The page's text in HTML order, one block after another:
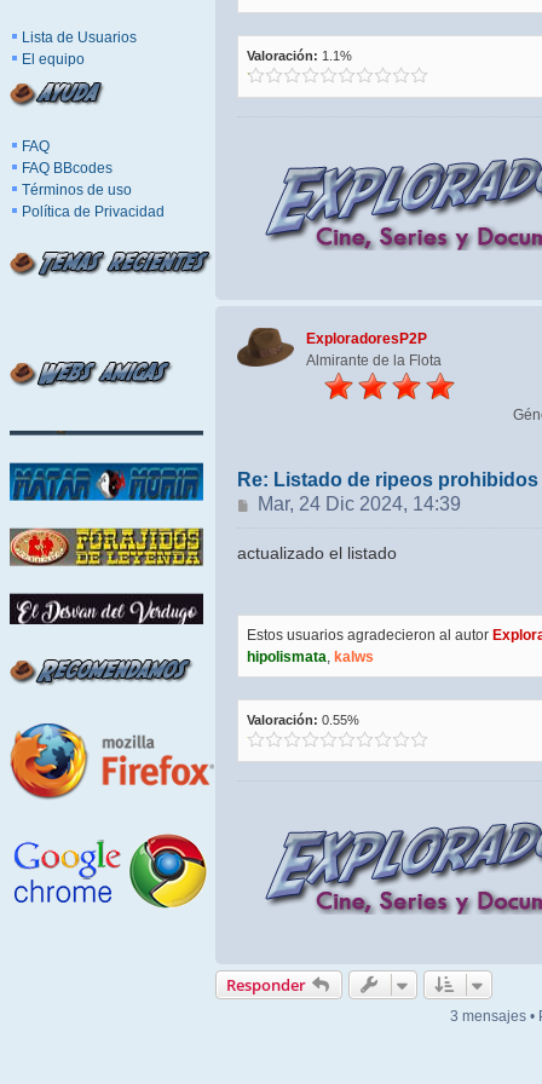
Lista de Usuarios
El equipo
FAQ
FAQ BBcodes
Términos de uso
Política de Privacidad
Valoración: 1.1%
ExploradoresP2P
Almirante de la Flota
Re: Listado de ripeos
Mensaje
Mar, 24 Dic 2024, 14:39
actualizado el listado
Estos usuarios agradecieron al autor
hipolismata, kalws
Valoración: 0.55%
Responder
3 mensajes •